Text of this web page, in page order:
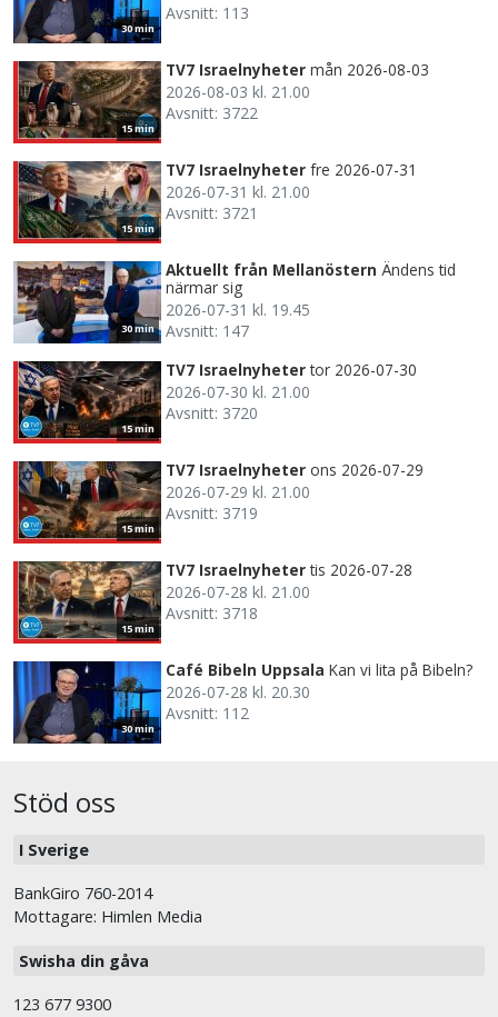
30 min
Avsnitt: 113
15 min
TV7 Israelnyheter mån 2026-08-03
2026-08-03 kl. 21.00
Avsnitt: 3722
15 min
TV7 Israelnyheter fre 2026-07-31
2026-07-31 kl. 21.00
Avsnitt: 3721
30 min
Aktuellt från Mellanöstern Ändens tid
närmar sig
2026-07-31 kl. 19.45
Avsnitt: 147
15 min
TV7 Israelnyheter tor 2026-07-30
2026-07-30 kl. 21.00
Avsnitt: 3720
15 min
TV7 Israelnyheter ons 2026-07-29
2026-07-29 kl. 21.00
Avsnitt: 3719
15 min
TV7 Israelnyheter tis 2026-07-28
2026-07-28 kl. 21.00
Avsnitt: 3718
30 min
Café Bibeln Uppsala Kan vi lita på Bibeln?
2026-07-28 kl. 20.30
Avsnitt: 112
Stöd oss
I Sverige
BankGiro 760-2014
Mottagare: Himlen Media
Swisha din gåva
123 677 9300